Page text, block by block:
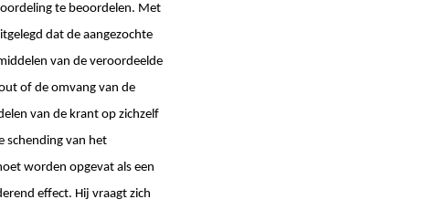
te beoordelen. Met
dat de aangezochte
van de veroordeelde
of de omvang van de
van de krant op zichzelf
schending van het
worden opgevat als een
effect. Hij vraagt zich